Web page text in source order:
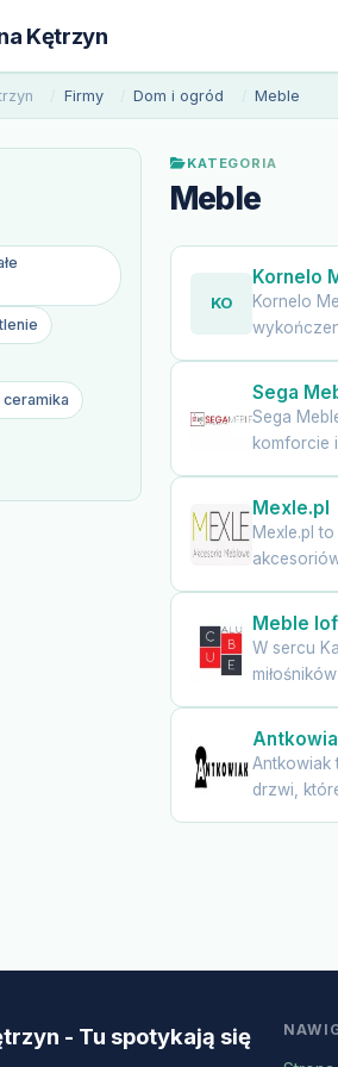
Kętrzyn
Firmy Dom i ogród Meble
ceramika
KATEGORIA
Meble
KO
Kornelo
Kornelo
Sega
Sega
komforcie
Mexle.pl
Mexle.pl
Meble
W sercu
Antkowiak
drzwi,
- Tu spotykają się